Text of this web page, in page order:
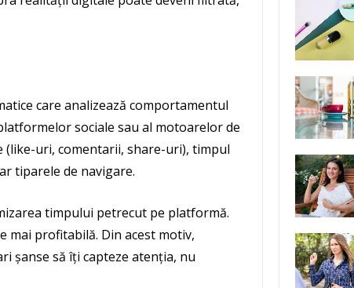
care analizează comportamentul
sociale sau al motoarelor de
(like-uri, comentarii, share-uri), timpul
tiparele de navigare.
timpului petrecut pe platformă.
mai profitabilă. Din acest motiv,
șanse să îți capteze atenția, nu